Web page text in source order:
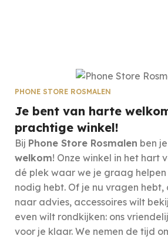
PHONE STORE ROSMALEN
Je bent van harte
prachtige winkel!
Bij Phone Store Rosmalen ben
welkom! Onze winkel in het hart
dé plek waar we je graag
nodig hebt. Of je nu vragen hebt,
naar advies, accessoires wilt
even wilt rondkijken: ons
voor je klaar. We nemen de tijd